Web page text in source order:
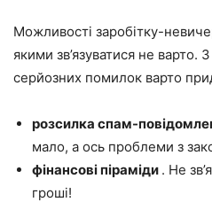
Можливості заробітку-
якими зв’язуватися не
серйозних помилок варто
розсилка спам-
мало, а ось проблеми з
фінансові піраміди . Не
гроші!